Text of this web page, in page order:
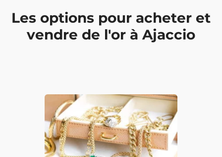
Les options pour acheter et
vendre de l'or à Ajaccio